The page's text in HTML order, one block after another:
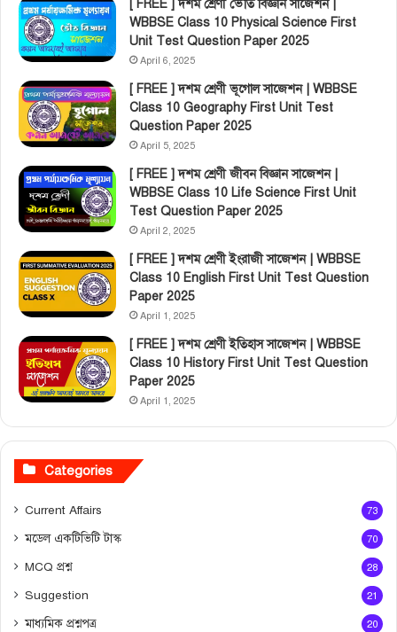
[ FREE ] দশম শ্রেণী ভৌত বিজ্ঞান সাজেশন |
WBBSE Class 10 Physical Science First
Unit Test Question Paper 2025
April 6, 2025
[ FREE ] দশম শ্রেণী ভূগোল সাজেশন | WBBSE
Class 10 Geography First Unit Test
Question Paper 2025
April 5, 2025
[ FREE ] দশম শ্রেণী জীবন বিজ্ঞান সাজেশন |
WBBSE Class 10 Life Science First Unit
Test Question Paper 2025
April 2, 2025
[ FREE ] দশম শ্রেণী ইংরাজী সাজেশন | WBBSE
Class 10 English First Unit Test Question
Paper 2025
April 1, 2025
[ FREE ] দশম শ্রেণী ইতিহাস সাজেশন | WBBSE
Class 10 History First Unit Test Question
Paper 2025
April 1, 2025
Categories
Current Affairs 73
মডেল একটিভিটি টাস্ক 70
MCQ প্রশ্ন 28
Suggestion 21
মাধ্যমিক প্রশ্নপত্র 20